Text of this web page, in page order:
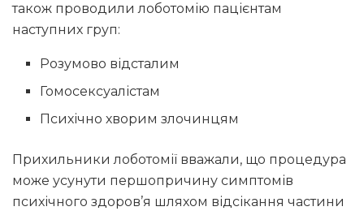
також проводили лоботомію пацієнтам
наступних груп:
Розумово відсталим
Гомосексуалістам
Психічно хворим злочинцям
Прихильники лоботомії вважали, що процедура
може усунути першопричину симптомів
психічного здоров’я шляхом відсікання частини